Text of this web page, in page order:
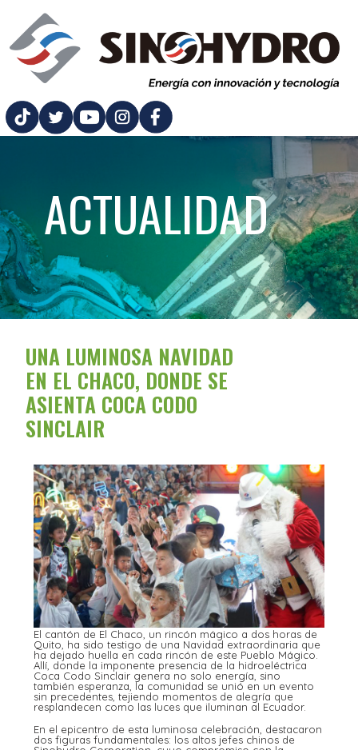
ACTUALIDAD
UNA LUMINOSA NAVIDAD
EN EL CHACO, DONDE SE
ASIENTA COCA CODO
SINCLAIR
El cantón de El Chaco, un rincón mágico a dos horas de
Quito, ha sido testigo de una Navidad extraordinaria que
ha dejado huella en cada rincón de este Pueblo Mágico.
Allí, donde la imponente presencia de la hidroeléctrica
Coca Codo Sinclair genera no solo energía, sino
también esperanza, la comunidad se unió en un evento
sin precedentes, tejiendo momentos de alegría que
resplandecen como las luces que iluminan al Ecuador.
En el epicentro de esta luminosa celebración, destacaron
dos figuras fundamentales: los altos jefes chinos de